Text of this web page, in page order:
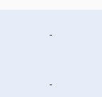
-
-